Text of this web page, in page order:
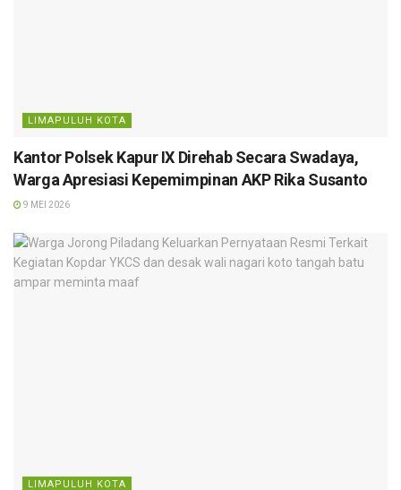
LIMAPULUH KOTA
Kantor Polsek Kapur IX Direhab Secara Swadaya,
Warga Apresiasi Kepemimpinan AKP Rika Susanto
9 MEI 2026
LIMAPULUH KOTA